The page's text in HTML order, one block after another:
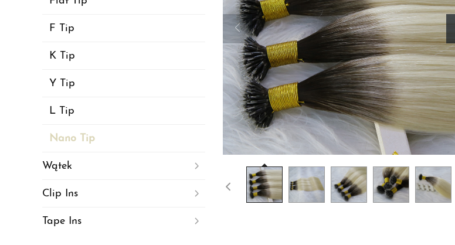
F Tip
K Tip
Y Tip
L Tip
Nano Tip
Wątek
Clip Ins
Tape Ins